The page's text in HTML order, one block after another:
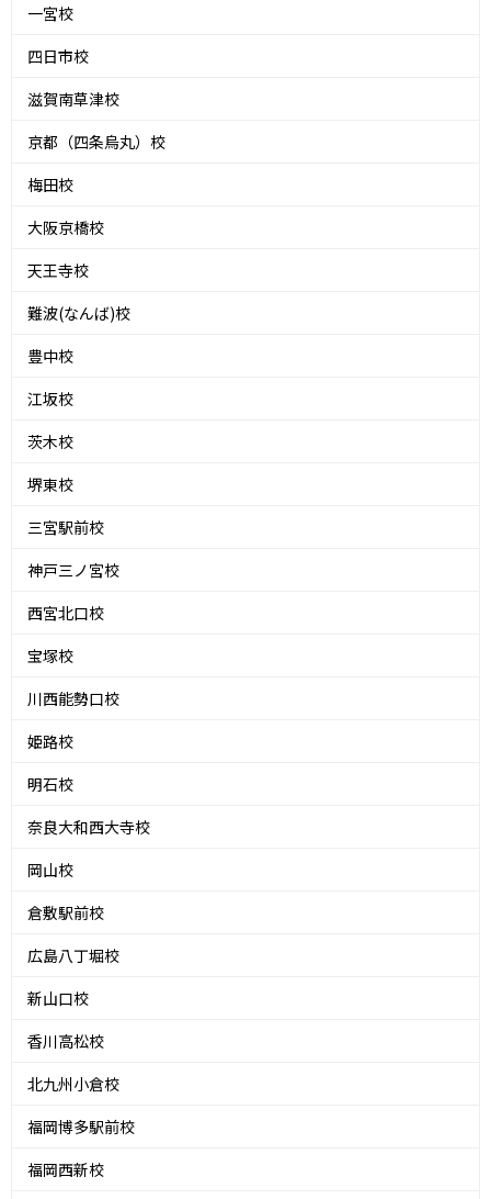
一宮校
四日市校
滋賀南草津校
京都（四条烏丸）校
梅田校
大阪京橋校
天王寺校
難波(なんば)校
豊中校
江坂校
茨木校
堺東校
三宮駅前校
神戸三ノ宮校
西宮北口校
宝塚校
川西能勢口校
姫路校
明石校
奈良大和西大寺校
岡山校
倉敷駅前校
広島八丁堀校
新山口校
香川高松校
北九州小倉校
福岡博多駅前校
福岡西新校